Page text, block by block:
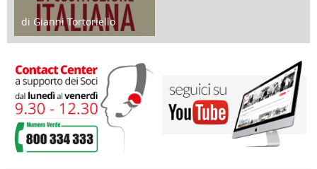
di Gianni Tortoriello
17 Marzo 2018